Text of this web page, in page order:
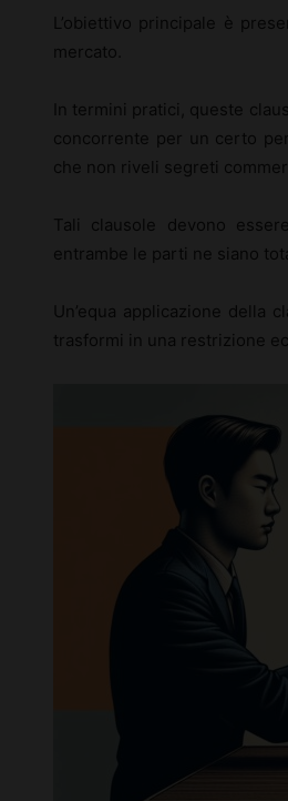
L’obiettivo principale è
mercato.
In termini pratici, queste
concorrente per un certo
che non riveli segreti
Tali clausole devono
entrambe le parti ne siano
Un’equa applicazione della
trasformi in una restrizione